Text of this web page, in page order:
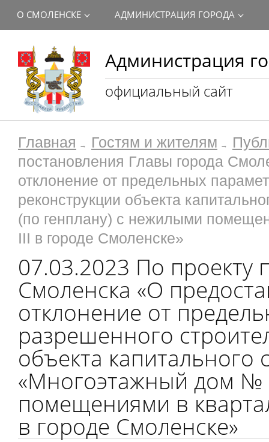
Администрация
официальный сайт
О СМОЛЕНСКЕ АДМИНИСТРАЦИЯ ГОРОДА
Главная Гостям и жителям
постановления Главы города
отклонение от предельных
реконструкции объекта
(по генплану) с нежилыми
III в городе Смоленске»
07.03.2023 По проекту
Смоленска «О
отклонение от
разрешенного
объекта капитального
«Многоэтажный дом №
помещениями в
в городе Смоленске»